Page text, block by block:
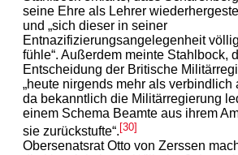
seine Ehre als Lehrer
und „sich dieser in seiner
Entnazifizierungsangelegenheit
fühle“. Außerdem meinte Stahlbock,
Entscheidung der Britische
„heute nirgends mehr als verbindlich
da bekanntlich die Militärregierung
einem Schema Beamte aus ihrem
sie zurückstufte“. [30]
Obersenatsrat Otto von Zerssen